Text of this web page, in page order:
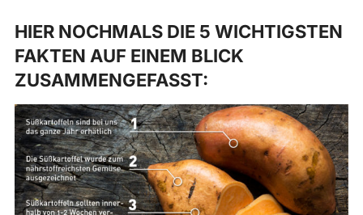
HIER NOCHMALS DIE 5 WICHTIGSTEN
FAKTEN AUF EINEM BLICK
ZUSAMMENGEFASST: